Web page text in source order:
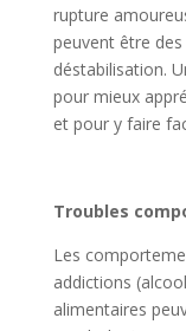
rupture
peuvent être des
déstabilisation.
pour mieux
et pour y faire
Troubles
Les
addictions
alimentaires